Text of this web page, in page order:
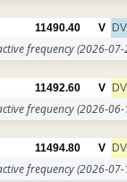
11490.40 V
frequency(2026-07-
11492.60 V
frequency(2026-06-
11494.80 V
frequency(2026-07-